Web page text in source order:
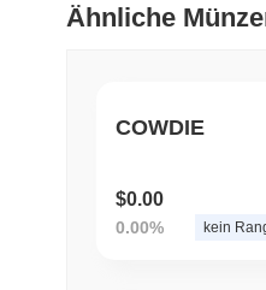
Ähnliche
COWDIE
$0.00
0.00% kein